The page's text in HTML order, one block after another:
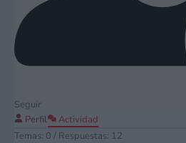
Seguir
Perfil
Actividad
Temas: 0 / Respuestas: 12